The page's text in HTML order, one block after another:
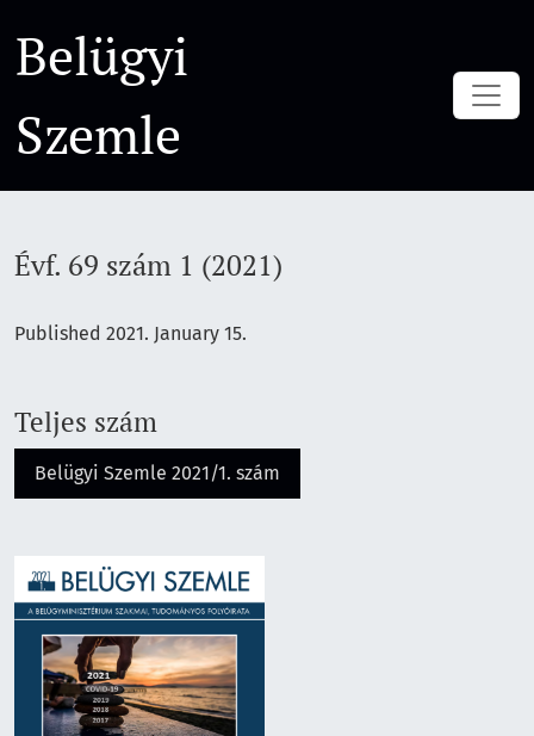
Belügyi
Szemle
Évf. 69 szám 1 (2021)
Published 2021. January 15.
Teljes szám
Belügyi Szemle 2021/1. szám